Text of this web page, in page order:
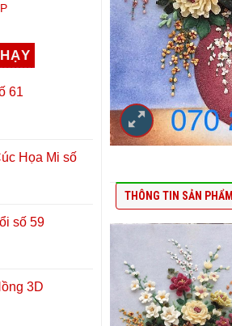
THÔNG TIN SẢN PHẨM
61
Họa Mi số
số 59
3D